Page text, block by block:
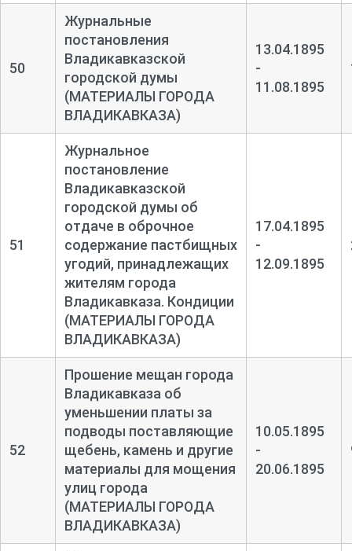
50
Журнальные
постановления
Владикавказской
городской думы
(МАТЕРИАЛЫ ГОРОДА
ВЛАДИКАВКАЗА)
13.04.1895
-
11.08.1895
51
Журнальное
постановление
Владикавказской
городской думы об
отдаче в оброчное
содержание пастбищных
угодий, принадлежащих
жителям города
Владикавказа. Кондиции
(МАТЕРИАЛЫ ГОРОДА
ВЛАДИКАВКАЗА)
17.04.1895
-
12.09.1895
52
Прошение мещан города
Владикавказа об
уменьшении платы за
подводы поставляющие
щебень, камень и другие
материалы для мощения
улиц города
(МАТЕРИАЛЫ ГОРОДА
ВЛАДИКАВКАЗА)
10.05.1895
-
20.06.1895